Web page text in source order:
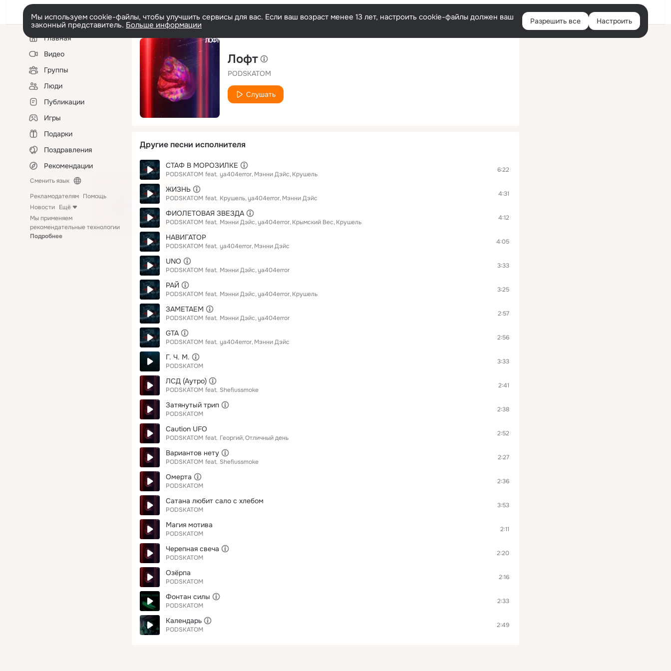
Войти
Мы используем cookie-файлы, чтобы улучшить сервисы для вас. Если ваш возраст менее 13 лет, настроить cookie-файлы должен ваш
законный представитель. Больше информации Разрешить все Настроить
Левая
колонкаГлавная
Видео
Группы
Люди
Публикации
Игры
Подарки
Поздравления
Рекомендации
Сменить язык
Рекламодателям Помощь
Новости Ещё
Мы применяем
рекомендательные технологии
Подробнее
Лофт
PODSKATOM
Слушать
Другие песни исполнителя
СТАФ В МОРОЗИЛКЕ
PODSKATOM feat. ya404error Мэнни Дэйс Крушель
6:22
ЖИЗНЬ
PODSKATOM feat. Крушель ya404error Мэнни Дэйс
4:31
ФИОЛЕТОВАЯ ЗВЕЗДА
PODSKATOM feat. Мэнни Дэйс ya404error Крымский Вес Крушель
4:12
НАВИГАТОР
PODSKATOM feat. ya404error Мэнни Дэйс
4:05
UNO
PODSKATOM feat. Мэнни Дэйс ya404error
3:33
РАЙ
PODSKATOM feat. Мэнни Дэйс ya404error Крушель
3:25
ЗАМЕТАЕМ
PODSKATOM feat. Мэнни Дэйс ya404error
2:57
GTA
PODSKATOM feat. ya404error Мэнни Дэйс
2:56
Г. Ч. М.
PODSKATOM
3:33
ЛСД (Аутро)
PODSKATOM feat. Shefiussmoke
2:41
Затянутый трип
PODSKATOM
2:38
Caution UFO
PODSKATOM feat. Георгий Отличный день
2:52
Вариантов нету
PODSKATOM feat. Shefiussmoke
2:27
Омерта
PODSKATOM
2:36
Сатана любит сало с хлебом
PODSKATOM
3:53
Магия мотива
PODSKATOM
2:11
Черепная свеча
PODSKATOM
2:20
Озёрпа
PODSKATOM
2:16
Фонтан силы
PODSKATOM
2:33
Календарь
PODSKATOM
2:49